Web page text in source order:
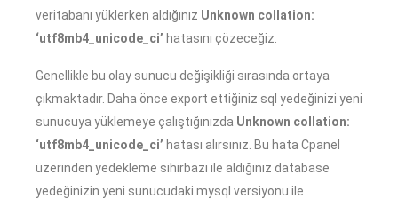
veritabanı yüklerken aldığınız Unknown collation:
‘utf8mb4_unicode_ci’ hatasını çözeceğiz.
Genellikle bu olay sunucu değişikliği sırasında ortaya
çıkmaktadır. Daha önce export ettiğiniz sql yedeğinizi yeni
sunucuya yüklemeye çalıştığınızda Unknown collation:
‘utf8mb4_unicode_ci’ hatası alırsınız. Bu hata Cpanel
üzerinden yedekleme sihirbazı ile aldığınız database
yedeğinizin yeni sunucudaki mysql versiyonu ile